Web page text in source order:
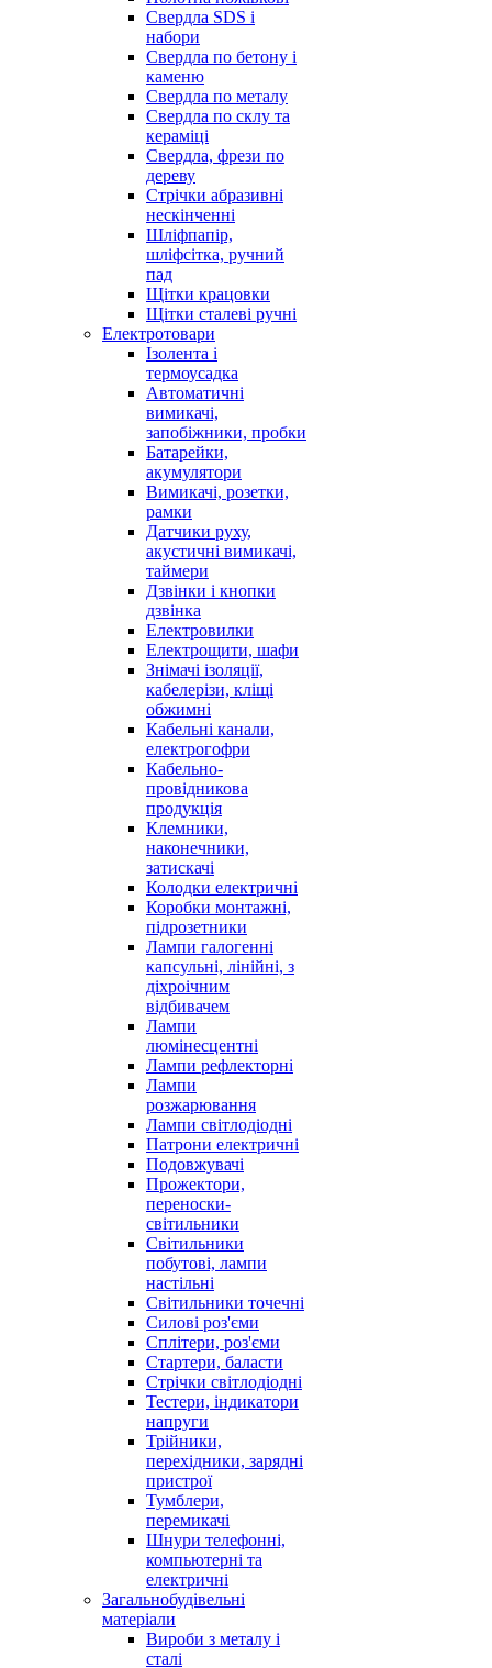
Свердла SDS і
набори
Свердла по бетону і
каменю
Свердла по металу
Свердла по склу та
кераміці
Свердла, фрези по
дереву
Стрічки абразивні
нескінченні
Шліфпапір,
шліфсітка, ручний
пад
Щітки крацовки
Щітки сталеві ручні
Електротовари
Ізолента і
термоусадка
Автоматичні
вимикачі,
запобіжники, пробки
Батарейки,
акумулятори
Вимикачі, розетки,
рамки
Датчики руху,
акустичні вимикачі,
таймери
Дзвінки і кнопки
дзвінка
Електровилки
Електрощити, шафи
Знімачі ізоляції,
кабелерізи, кліщі
обжимні
Кабельні канали,
електрогофри
Кабельно-
провідникова
продукція
Клемники,
наконечники,
затискачі
Колодки електричні
Коробки монтажні,
підрозетники
Лампи галогенні
капсульні, лінійні, з
діхроічним
відбивачем
Лампи
люмінесцентні
Лампи рефлекторні
Лампи
розжарювання
Лампи світлодіодні
Патрони електричні
Подовжувачі
Прожектори,
переноски-
світильники
Світильники
побутові, лампи
настільні
Світильники точечні
Силові роз'єми
Сплітери, роз'єми
Стартери, баласти
Стрічки світлодіодні
Тестери, індикатори
напруги
Трійники,
перехідники, зарядні
пристрої
Тумблери,
перемикачі
Шнури телефонні,
компьютерні та
електричні
Загальнобудівельні
матеріали
Вироби з металу і
сталі